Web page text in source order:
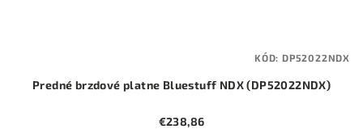
Predné brzdové platne Bluestuff NDX (DP52022NDX)
€238,86
KÓD: DP52022NDX